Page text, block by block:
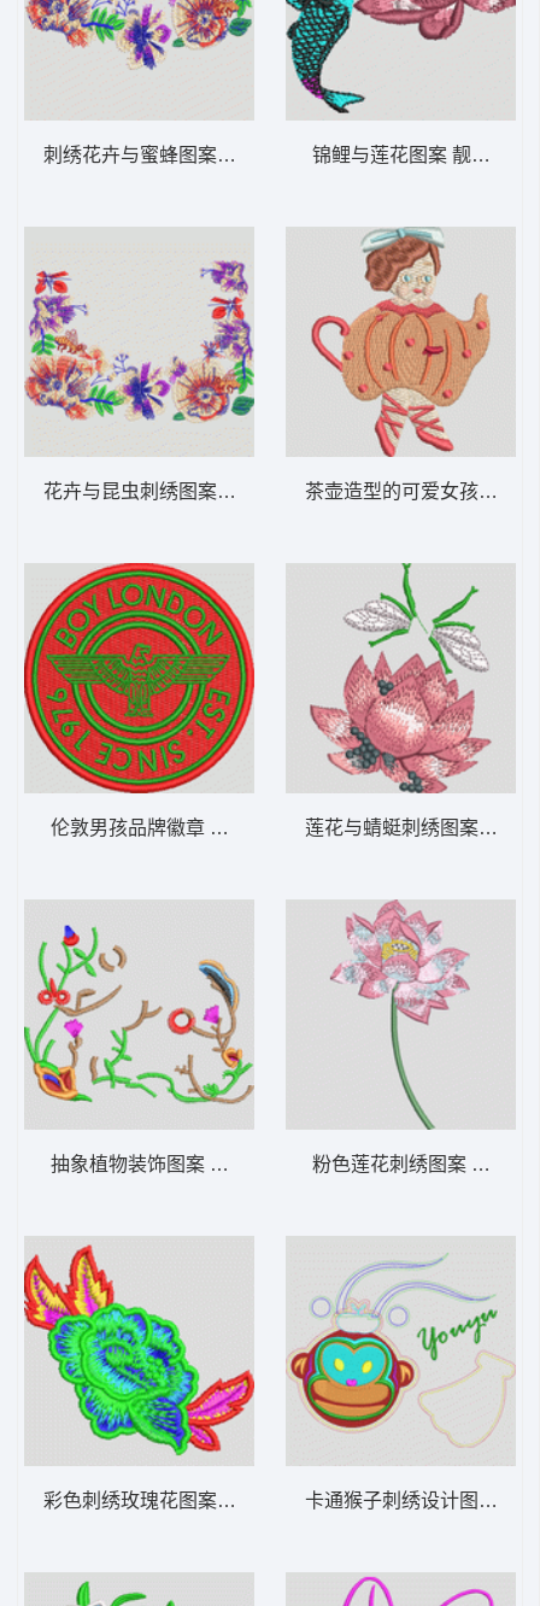
刺绣花卉与蜜蜂图案 女装
花卉与昆虫刺绣图案 女装
伦敦男孩品牌徽章 章仔 男装
抽象植物装饰图案 女装
彩色刺绣玫瑰花图案 女装
锦鲤与莲花图案 靓花荷花
茶壶造型的可爱女孩 童装
莲花与蜻蜓刺绣图案 靓花
粉色莲花刺绣图案 靓花荷
卡通猴子刺绣设计图 猴子